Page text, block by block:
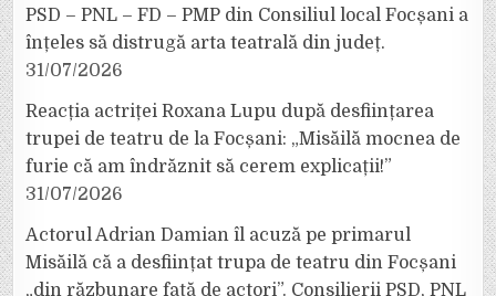
PSD – PNL – FD – PMP din Consiliul local Focșani a
înțeles să distrugă arta teatrală din județ.
31/07/2026
Reacția actriței Roxana Lupu după desființarea
trupei de teatru de la Focșani: „Misăilă mocnea de
furie că am îndrăznit să cerem explicații!”
31/07/2026
Actorul Adrian Damian îl acuză pe primarul
Misăilă că a desființat trupa de teatru din Focșani
„din răzbunare față de actori”. Consilierii PSD, PNL